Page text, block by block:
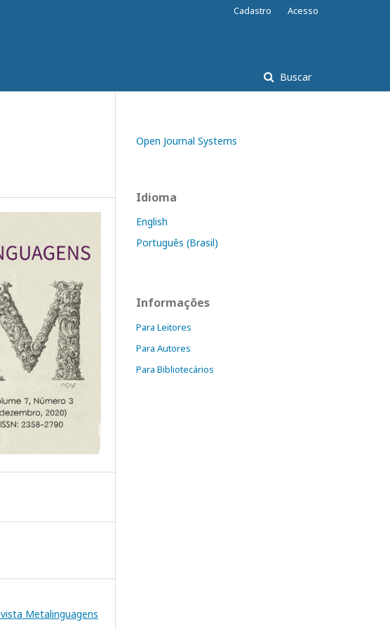
Buscar
Cadastro Acesso
Metalinguagens
Open Journal Systems
Idioma
English
Português (Brasil)
Informações
Para Leitores
Para Autores
Para Bibliotecários